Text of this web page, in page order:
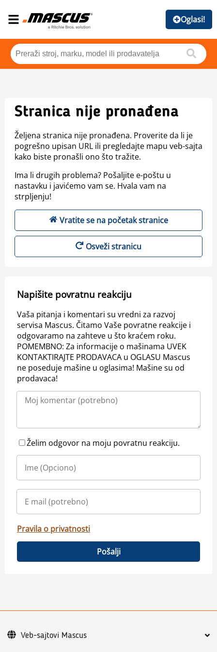
Oglasi!
Stranica nije pronađena
Željena stranica nije pronađena. Proverite da li je
pogrešno upisan URL ili pregledajte mapu veb-sajta
kako biste pronašli ono što tražite.
Ima li drugih problema? Pošaljite e-poštu u
nastavku i javićemo vam se. Hvala vam na
strpljenju!
Vratite se na početak stranice
Osveži stranicu
Napišite povratnu reakciju
Vaša pitanja i komentari su vredni za razvoj
servisa Mascus. Čitamo Vaše povratne reakcije i
odgovaramo na zahteve u što kraćem roku.
POMEMBNO: Za informacije o mašinama UVEK
KONTAKTIRAJTE PRODAVACA u OGLASU Mascus
ne poseduje mašine u oglasima! Mašine su od
prodavaca!
Želim odgovor na moju povratnu reakciju.
Pravila o privatnosti
Pošalji
Veb-sajtovi Mascus